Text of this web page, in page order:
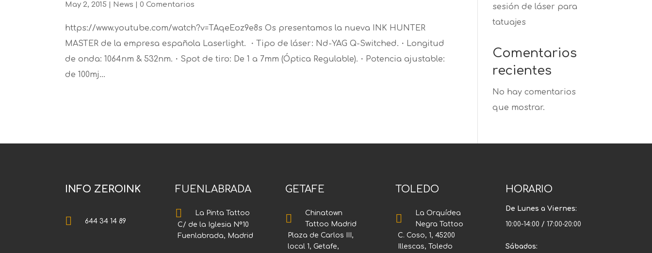
May 2, 2015 News |0 Comentarios
https://www.youtube.com/watch?v=TAqeEoz9e8s Os presentamos la nueva INK HUNTER
MASTER de la empresa española Laserlight. ・Tipo de láser: Nd-YAG Q-Switched.・Longitud
de onda: 1064nm & 532nm.・Spot de tiro: De 1 a 7mm (Óptica Regulable).・Potencia ajustable:
de 100mj...
sesión de láser para
tatuajes
Comentarios
recientes
No hay comentarios
que mostrar.
INFO ZEROINK
 644 34 14 89
FUENLABRADA

La Pinta Tattoo
C/ de la Iglesia Nº10
Fuenlabrada, Madrid
GETAFE

Chinatown
Tattoo Madrid
Plaza de Carlos III,
local 1, Getafe,
TOLEDO

La Orquídea
Negra Tattoo
C. Coso, 1, 45200
Illescas, Toledo
HORARIO
De Lunes a Viernes:
10:00-14:00 / 17:00-20:00
Sábados: